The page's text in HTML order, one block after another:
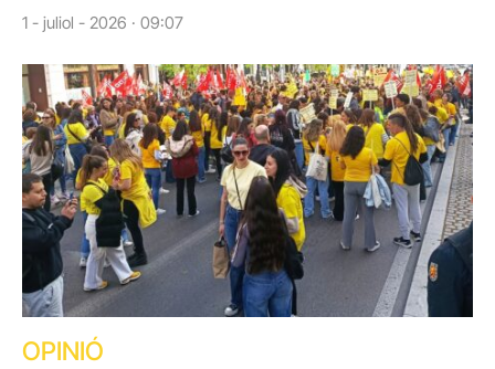
1 - juliol - 2026 · 09:07
OPINIÓ